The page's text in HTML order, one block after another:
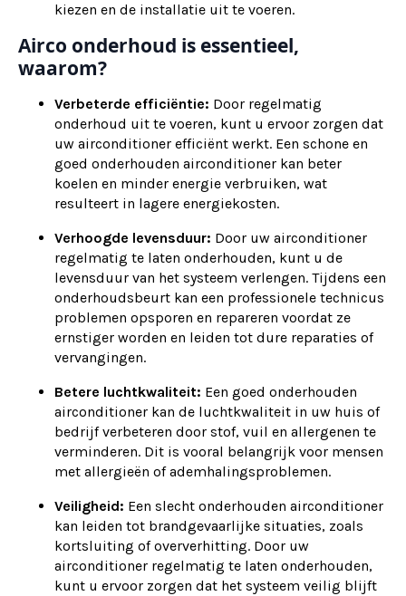
kiezen en de installatie uit te voeren.
Airco onderhoud is essentieel,
waarom?
Verbeterde efficiëntie: Door regelmatig
onderhoud uit te voeren, kunt u ervoor zorgen dat
uw airconditioner efficiënt werkt. Een schone en
goed onderhouden airconditioner kan beter
koelen en minder energie verbruiken, wat
resulteert in lagere energiekosten.
Verhoogde levensduur: Door uw airconditioner
regelmatig te laten onderhouden, kunt u de
levensduur van het systeem verlengen. Tijdens een
onderhoudsbeurt kan een professionele technicus
problemen opsporen en repareren voordat ze
ernstiger worden en leiden tot dure reparaties of
vervangingen.
Betere luchtkwaliteit: Een goed onderhouden
airconditioner kan de luchtkwaliteit in uw huis of
bedrijf verbeteren door stof, vuil en allergenen te
verminderen. Dit is vooral belangrijk voor mensen
met allergieën of ademhalingsproblemen.
Veiligheid: Een slecht onderhouden airconditioner
kan leiden tot brandgevaarlijke situaties, zoals
kortsluiting of oververhitting. Door uw
airconditioner regelmatig te laten onderhouden,
kunt u ervoor zorgen dat het systeem veilig blijft